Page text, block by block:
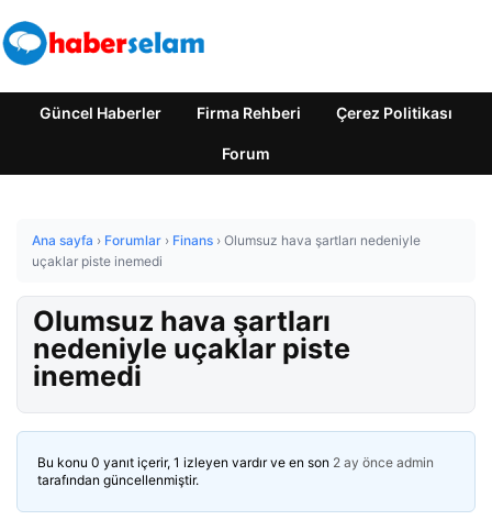
Güncel Haberler Firma Rehberi Çerez Politikası
Forum
Ana sayfa › Forumlar › Finans › Olumsuz hava şartları nedeniyle
uçaklar piste inemedi
Olumsuz hava şartları
nedeniyle uçaklar piste
inemedi
Bu konu 0 yanıt içerir, 1 izleyen vardır ve en son 2 ay önce admin
tarafından güncellenmiştir.